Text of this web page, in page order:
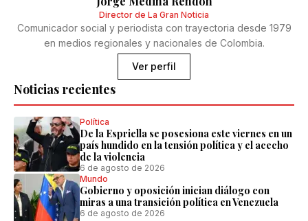
Noticias recientes
Política
De la Espriella se posesiona este viernes en un
país hundido en la tensión política y el acecho
de la violencia
6 de agosto de 2026
Mundo
Gobierno y oposición inician diálogo con
miras a una transición política en Venezuela
6 de agosto de 2026
Director de La Gran Noticia
Comunicador social y periodista con trayectoria desde 1979
en medios regionales y nacionales de Colombia.
Ver perfil